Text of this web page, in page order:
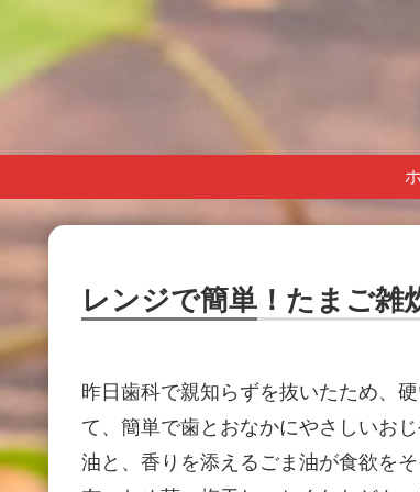
レンジで簡単！たまご雑
昨日歯科で親知らずを抜いたため、
て、簡単で歯とおなかにやさしいお
油と、香りを添えるごま油が食欲を